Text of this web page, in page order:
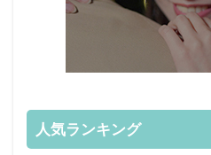
人気ランキング